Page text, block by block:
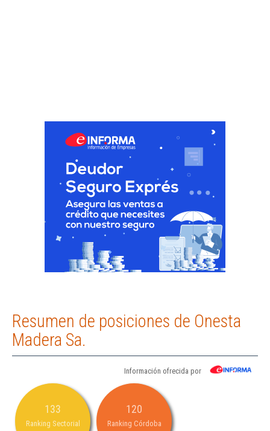
Resumen de posiciones de Onesta
Madera Sa.
Información ofrecida por
133
Ranking Sectorial
120
Ranking Córdoba